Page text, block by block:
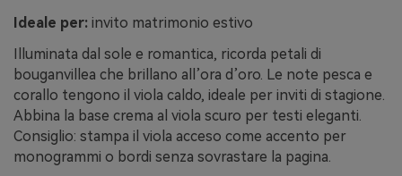
Ideale per: invito matrimonio estivo
Illuminata dal sole e romantica, ricorda petali di
bouganvillea che brillano all’ora d’oro. Le note pesca e
corallo tengono il viola caldo, ideale per inviti di stagione.
Abbina la base crema al viola scuro per testi eleganti.
Consiglio: stampa il viola acceso come accento per
monogrammi o bordi senza sovrastare la pagina.